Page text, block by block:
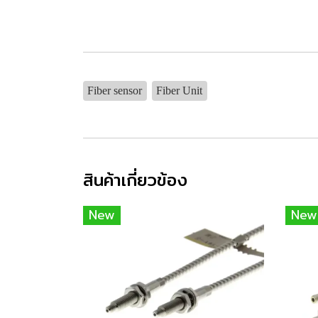
Fiber sensor Fiber Unit
สินค้าเกี่ยวข้อง
New New